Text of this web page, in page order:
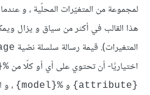
لمجموعة من المتغيّرات المحلّية ، و
هذا القالب في أكثر من سياق و يزال
المتغيرات). قيمة رسالة سلسلة نصّية
اختياريًا- أن تحتوي على أي أو كلّا من
{attribute}
و %{model}
، و